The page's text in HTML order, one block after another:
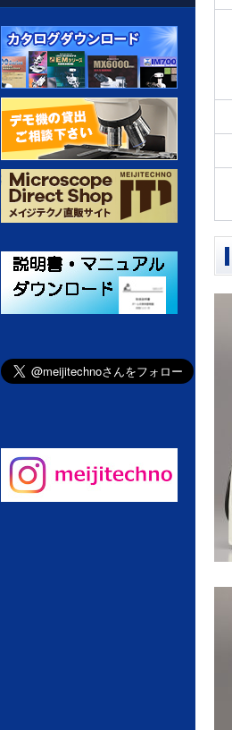
カタログダウンロード
デモ機の貸出 ご相談ください